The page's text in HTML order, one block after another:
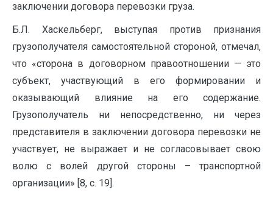
заключении договора перевозки груза.
Б.Л. Хаскельберг, выступая против признания
грузополучателя самостоятельной стороной, отмечал,
что «сторона в договорном правоотношении — это
субъект, участвующий в его формировании и
оказывающий влияние на его содержание.
Грузополучатель ни непосредственно, ни через
представителя в заключении договора перевозки не
участвует, не выражает и не согласовывает свою
волю с волей другой стороны – транспортной
организации» [8, с. 19].